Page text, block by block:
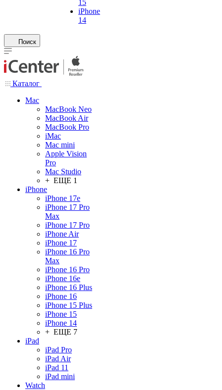
15
iPhone
14
Поиск
Каталог
Mac
MacBook Neo
MacBook Air
MacBook Pro
iMac
Mac mini
Apple Vision
Pro
Mac Studio
+ ЕЩЕ 1
iPhone
iPhone 17e
iPhone 17 Pro
Max
iPhone 17 Pro
iPhone Air
iPhone 17
iPhone 16 Pro
Max
iPhone 16 Pro
iPhone 16e
iPhone 16 Plus
iPhone 16
iPhone 15 Plus
iPhone 15
iPhone 14
+ ЕЩЕ 7
iPad
iPad Pro
iPad Air
iPad 11
iPad mini
Watch